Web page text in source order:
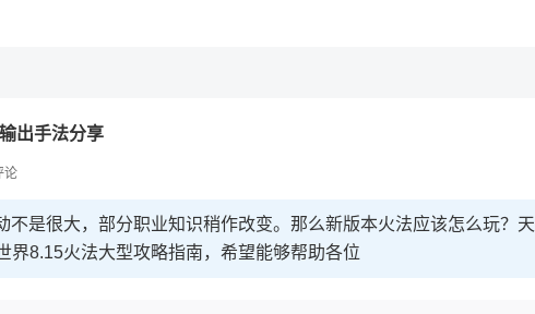
出手法分享
论
不是很大，部分职业知识稍作改变。那么新版本火法应该怎么玩？天
界8.15火法大型攻略指南，希望能够帮助各位